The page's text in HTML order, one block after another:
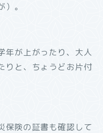
。
年が上がったり、大人
りと、ちょうどお片付
保険の証書も確認して